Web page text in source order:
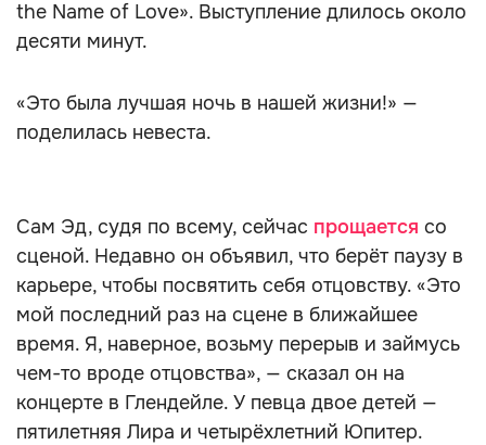
the Name of Love». Выступление длилось около
десяти минут.
«Это была лучшая ночь в нашей жизни!» —
поделилась невеста.
Сам Эд, судя по всему, сейчас прощается со
сценой. Недавно он объявил, что берёт паузу в
карьере, чтобы посвятить себя отцовству. «Это
мой последний раз на сцене в ближайшее
время. Я, наверное, возьму перерыв и займусь
чем-то вроде отцовства», — сказал он на
концерте в Глендейле. У певца двое детей —
пятилетняя Лира и четырёхлетний Юпитер.